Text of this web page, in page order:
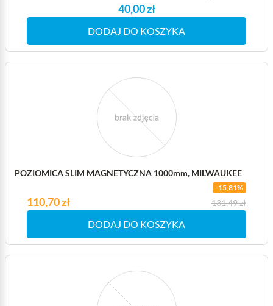
40,00 zł
DODAJ DO KOSZYKA
POZIOMICA SLIM MAGNETYCZNA 1000mm, MILWAUKEE
-15,81%
Cena
110,70 zł
Cena podstawowa 131,49 zł
DODAJ DO KOSZYKA